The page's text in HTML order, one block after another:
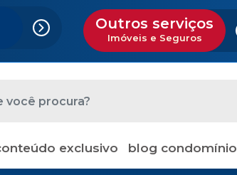
Outros serviços
Imóveis e Seguros
exclusivo blog condomínio